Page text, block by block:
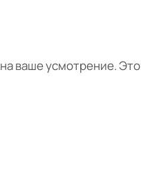
ваше усмотрение. Это